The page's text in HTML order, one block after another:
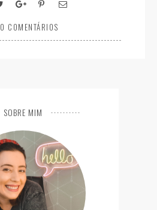
0 COMENTÁRIOS
SOBRE MIM